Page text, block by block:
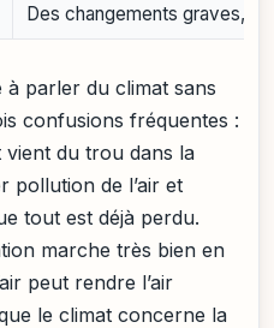
Des changements graves,
à parler du climat sans
confusions fréquentes :
du trou dans la
pollution de l’air et
tout est déjà perdu.
marche très bien en
peut rendre l’air
le climat concerne la